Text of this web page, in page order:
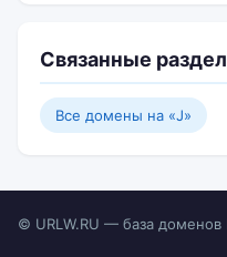
Связанные
Все домены на «J»
© URLW.RU — база доменов